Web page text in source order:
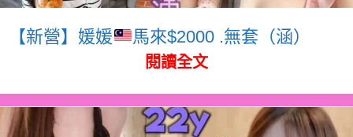
【新營】媛媛 馬來$2000 .無套（涵）
閱讀全文